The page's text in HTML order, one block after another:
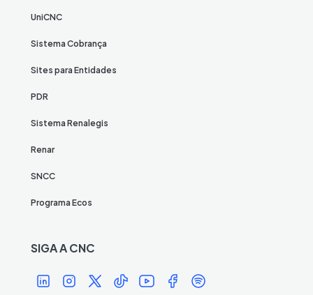
UniCNC
Sistema Cobrança
Sites para Entidades
PDR
Sistema Renalegis
Renar
SNCC
Programa Ecos
SIGA A CNC
Í Í Í Í Í Í Í